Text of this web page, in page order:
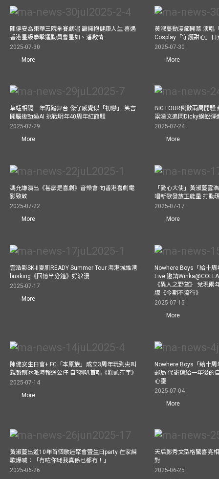
陳健安為東華三院拳賽獻唱 籲擁抱健康人生 喜遇
香港星級拳擊運動員曹星如、潘啟情
2025-07-30
More
黃淑蔓動漫節開幕 演唱
Cosplay「守護甜心」
2025-07-30
More
草蜢相隔一年再踏舞台 傑仔感覺似「初戀」 笑言
開腦後勁過AI 挑戰明年40周年紅館騷
2025-07-29
More
BIG FOUR倒數兩周開
梁漢文追問Dicky蜈蚣彈
2025-07-24
More
馮允謙演出《甚麼是喜劇》音樂會 向香港喜劇電
影致敬
2025-07-22
More
「愛心大使」黃淑蔓雲
唱新歌發放正能量 打動
2025-07-17
More
雲浩影SK-II夏肌READY Summer Tour 海港城維港
busking《回憶半分鐘》好浪漫
2025-07-17
More
Nowhere Boys「給十
Live 邀請
《異人之野望》 兌現兩
版《今期不流行》
2025-07-15
More
陳健安生日會+ FC「本原族」成立3周年玩到尖叫
親製刨冰派海報送公仔 自?喇叭首唱《額頭有字》
2025-07-14
More
Nowhere Boys「給十
郵局 代寄信給一年後的
心靈
2025-07-04
More
黃淑蔓出道10年首個歌迷聚會暨生日party 在家練
歌爆喊：「冇咗你哋我真係乜都冇！」
2025-06-26
天后鄭秀文型格驚喜亮
對
2025-06-25